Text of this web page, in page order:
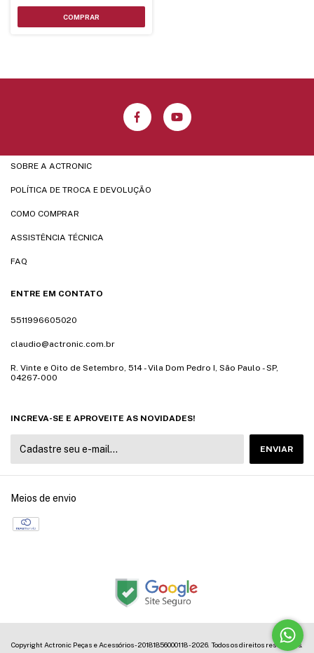
SOBRE A ACTRONIC
POLÍTICA DE TROCA E DEVOLUÇÃO
COMO COMPRAR
ASSISTÊNCIA TÉCNICA
FAQ
ENTRE EM CONTATO
5511996605020
claudio@actronic.com.br
R. Vinte e Oito de Setembro, 514 - Vila Dom Pedro I, São Paulo - SP,
04267-000
INCREVA-SE E APROVEITE AS NOVIDADES!
Meios de envio
Copyright Actronic Peças e Acessórios - 20181856000118 - 2026. Todos os direitos reservados.